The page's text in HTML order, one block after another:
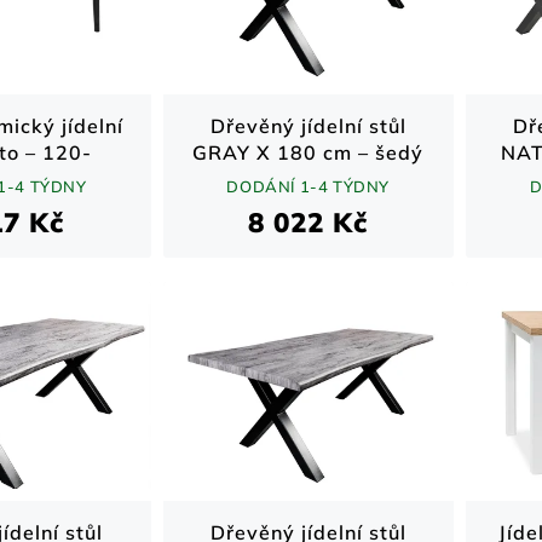
jídelní
– 120-
4 TÝDNY
Kč
Dřevěný jídelní stůl
GRAY X 180 cm – šedý
dekor / černá kovová
DODÁNÍ 1-4 TÝDNY
8 022 Kč
stůl Dřevěný jídelní stůl